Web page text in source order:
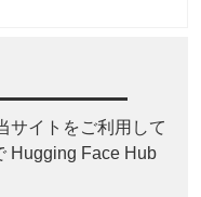
サイトをご利用して
Hugging Face Hub